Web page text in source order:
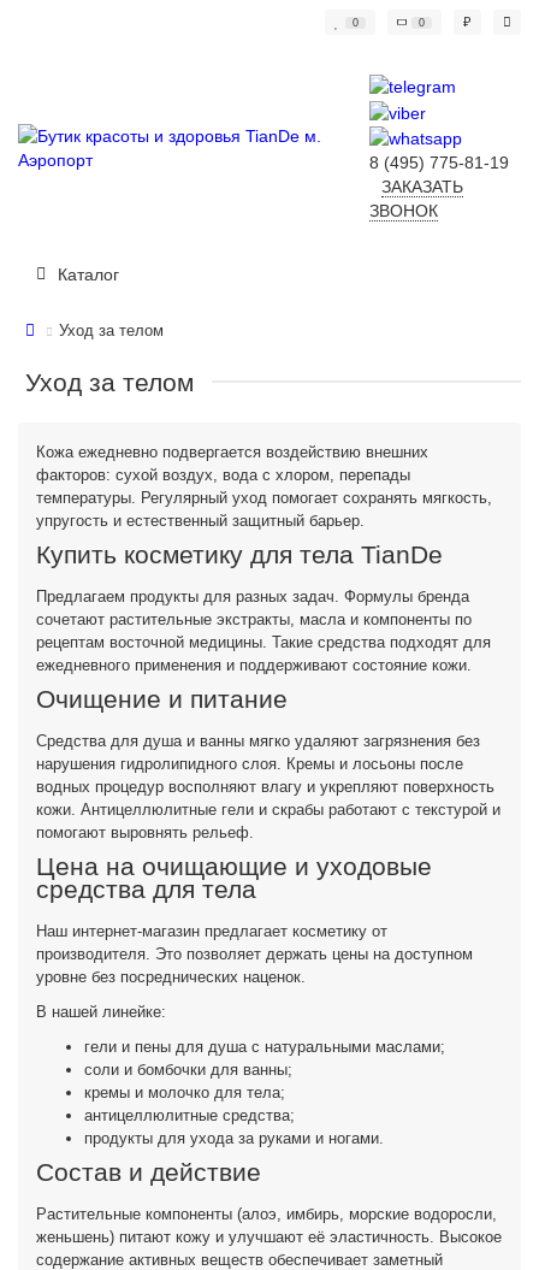
0 0 ₽
8 (495) 775-81-19
ЗАКАЗАТЬ
ЗВОНОК
Каталог
Уход за телом
Уход за телом
Кожа ежедневно подвергается воздействию внешних
факторов: сухой воздух, вода с хлором, перепады
температуры. Регулярный уход помогает сохранять мягкость,
упругость и естественный защитный барьер.
Купить косметику для тела TianDe
Предлагаем продукты для разных задач. Формулы бренда
сочетают растительные экстракты, масла и компоненты по
рецептам восточной медицины. Такие средства подходят для
ежедневного применения и поддерживают состояние кожи.
Очищение и питание
Средства для душа и ванны мягко удаляют загрязнения без
нарушения гидролипидного слоя. Кремы и лосьоны после
водных процедур восполняют влагу и укрепляют поверхность
кожи. Антицеллюлитные гели и скрабы работают с текстурой и
помогают выровнять рельеф.
Цена на очищающие и уходовые
средства для тела
Наш интернет-магазин предлагает косметику от
производителя. Это позволяет держать цены на доступном
уровне без посреднических наценок.
В нашей линейке:
гели и пены для душа с натуральными маслами;
соли и бомбочки для ванны;
кремы и молочко для тела;
антицеллюлитные средства;
продукты для ухода за руками и ногами.
Состав и действие
Растительные компоненты (алоэ, имбирь, морские водоросли,
женьшень) питают кожу и улучшают её эластичность. Высокое
содержание активных веществ обеспечивает заметный